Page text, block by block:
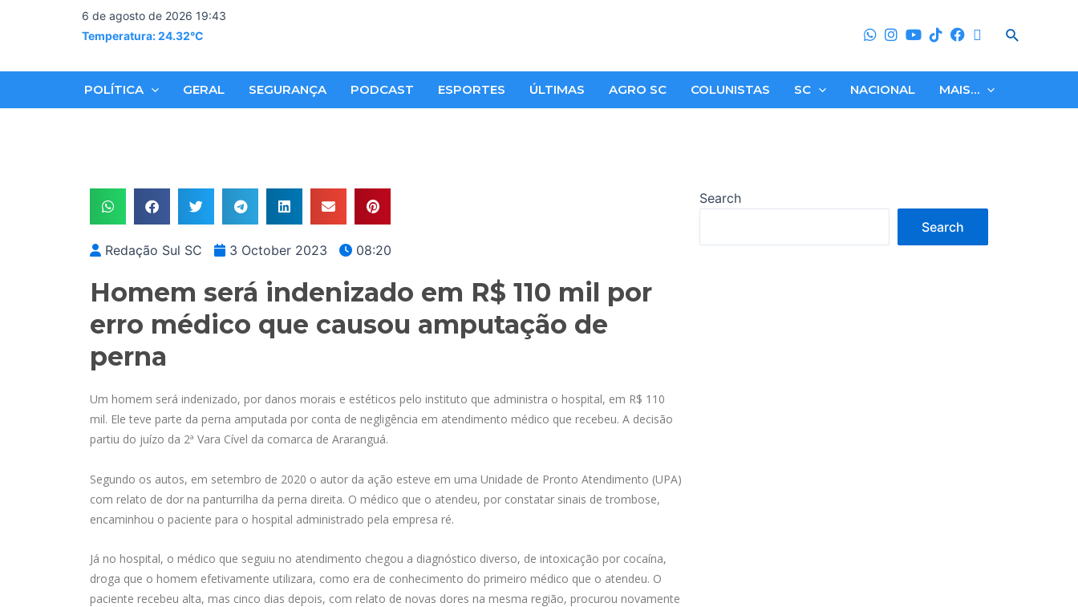
6 de agosto de 2026 19:43
Temperatura: 24.32°C
Search
POLÍTICA GERAL SEGURANÇA PODCAST ESPORTES ÚLTIMAS AGRO SC COLUNISTAS SC NACIONAL MAIS…
Redação Sul SC 3 October 2023 08:20
Homem será indenizado em R$ 110 mil por
erro médico que causou amputação de
perna
Um homem será indenizado, por danos morais e estéticos pelo instituto que administra o hospital, em R$ 110
mil. Ele teve parte da perna amputada por conta de negligência em atendimento médico que recebeu. A decisão
partiu do juízo da 2ª Vara Cível da comarca de Araranguá.
Segundo os autos, em setembro de 2020 o autor da ação esteve em uma Unidade de Pronto Atendimento (UPA)
com relato de dor na panturrilha da perna direita. O médico que o atendeu, por constatar sinais de trombose,
encaminhou o paciente para o hospital administrado pela empresa ré.
Já no hospital, o médico que seguiu no atendimento chegou a diagnóstico diverso, de intoxicação por cocaína,
droga que o homem efetivamente utilizara, como era de conhecimento do primeiro médico que o atendeu. O
paciente recebeu alta, mas cinco dias depois, com relato de novas dores na mesma região, procurou novamente
Search
Search